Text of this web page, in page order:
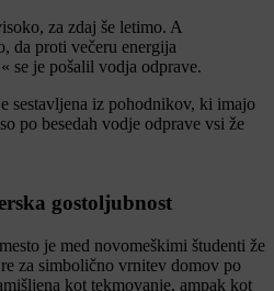
za zdaj še letimo. A
da proti večeru energija
se je pošalil vodja odprave.
sestavljena iz pohodnikov, ki imajo
po besedah vodje odprave vsi že
gostoljubnost
je med novomeškimi študenti že
za simbolično vrnitev domov po
kot tekmovanje, ampak kot